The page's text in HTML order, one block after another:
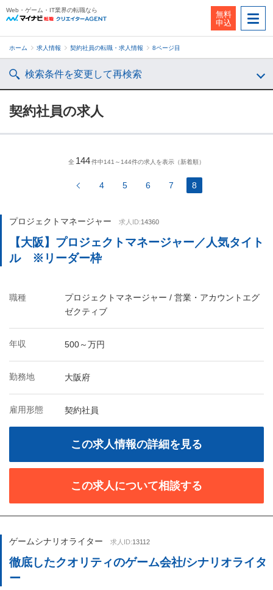
Web・ゲーム・IT業界の転職なら
無料
申込
ホーム 求人情報 契約社員の転職・求人情報 8ページ目
検索条件を変更して再検索
契約社員の求人
全 144件中141～144件の求人を表示（新着順）
4 5 6 7 8
プロジェクトマネージャー 求人ID:14360
【大阪】プロジェクトマネージャー／人気タイト
ル ※リーダー枠
職種
プロジェクトマネージャー / 営業・アカウントエグ
ゼクティブ
年収 500～万円
勤務地 大阪府
雇用形態 契約社員
この求人情報の詳細を見る
この求人について相談する
ゲームシナリオライター 求人ID:13112
徹底したクオリティのゲーム会社/シナリオライタ
ー